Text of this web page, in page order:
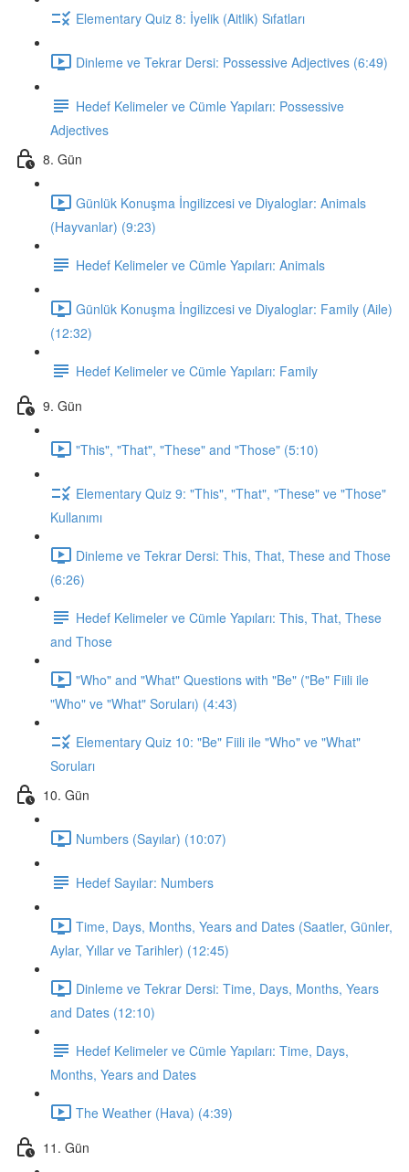
Elementary Quiz 8: İyelik (Aitlik) Sıfatları
Dinleme ve Tekrar Dersi: Possessive Adjectives (6:49)
Hedef Kelimeler ve Cümle Yapıları: Possessive
Adjectives
8. Gün
Günlük Konuşma İngilizcesi ve Diyaloglar: Animals
(Hayvanlar) (9:23)
Hedef Kelimeler ve Cümle Yapıları: Animals
Günlük Konuşma İngilizcesi ve Diyaloglar: Family (Aile)
(12:32)
Hedef Kelimeler ve Cümle Yapıları: Family
9. Gün
"This", "That", "These" and "Those" (5:10)
Elementary Quiz 9: "This", "That", "These" ve "Those"
Kullanımı
Dinleme ve Tekrar Dersi: This, That, These and Those
(6:26)
Hedef Kelimeler ve Cümle Yapıları: This, That, These
and Those
"Who" and "What" Questions with "Be" ("Be" Fiili ile
"Who" ve "What" Soruları) (4:43)
Elementary Quiz 10: "Be" Fiili ile "Who" ve "What"
Soruları
10. Gün
Numbers (Sayılar) (10:07)
Hedef Sayılar: Numbers
Time, Days, Months, Years and Dates (Saatler, Günler,
Aylar, Yıllar ve Tarihler) (12:45)
Dinleme ve Tekrar Dersi: Time, Days, Months, Years
and Dates (12:10)
Hedef Kelimeler ve Cümle Yapıları: Time, Days,
Months, Years and Dates
The Weather (Hava) (4:39)
11. Gün